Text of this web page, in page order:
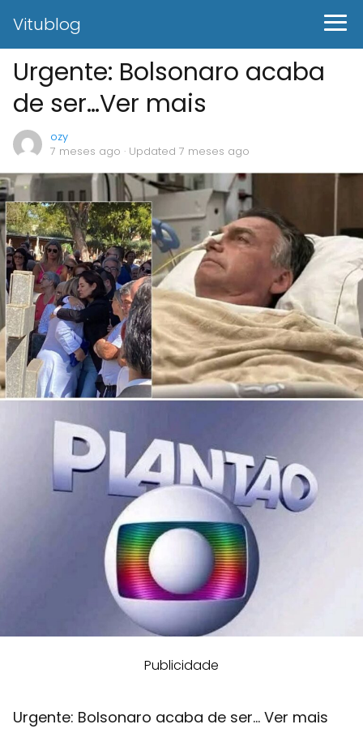
Vitublog
Urgente: Bolsonaro acaba
de ser…Ver mais
ozy
7 meses ago · Updated 7 meses ago
Publicidade
Urgente: Bolsonaro acaba de ser… Ver mais